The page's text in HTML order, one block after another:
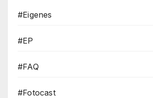
#Eigenes
#EP
#FAQ
#Fotocast